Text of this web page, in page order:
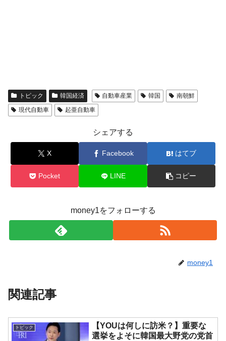
トピック 韓国経済 自動車産業 韓国
南朝鮮
現代自動車
起亜自動車
シェアする
X Facebook はてブ
Pocket LINE コピー
money1をフォローする
money1
関連記事
トピック
【YOUは何しに訪米？】重要な
選挙をよそに韓国最大野党の党首